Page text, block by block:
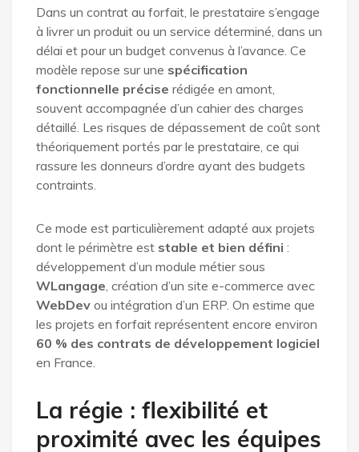
Dans un contrat au forfait, le prestataire s’engage
à livrer un produit ou un service déterminé, dans un
délai et pour un budget convenus à l’avance. Ce
modèle repose sur une spécification
fonctionnelle précise rédigée en amont,
souvent accompagnée d’un cahier des charges
détaillé. Les risques de dépassement de coût sont
théoriquement portés par le prestataire, ce qui
rassure les donneurs d’ordre ayant des budgets
contraints.
Ce mode est particulièrement adapté aux projets
dont le périmètre est stable et bien défini :
développement d’un module métier sous
WLangage , création d’un site e-commerce avec
WebDev ou intégration d’un ERP. On estime que
les projets en forfait représentent encore environ
60 % des contrats de développement logiciel
en France.
La régie : flexibilité et
proximité avec les équipes